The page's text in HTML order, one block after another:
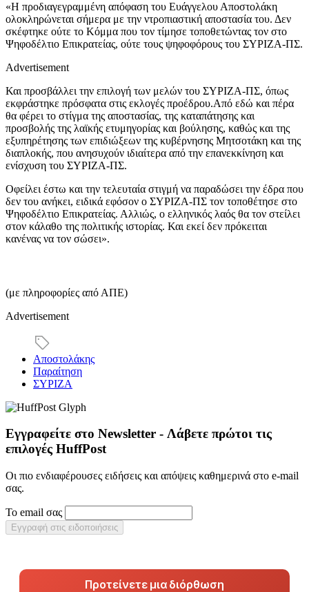
«Η προδιαγεγραμμένη απόφαση του Ευάγγελου Αποστολάκη
ολοκληρώνεται σήμερα με την ντροπιαστική αποστασία του. Δεν
σκέφτηκε ούτε το Κόμμα που τον τίμησε τοποθετώντας τον στο
Ψηφοδέλτιο Επικρατείας, ούτε τους ψηφοφόρους του ΣΥΡΙΖΑ-ΠΣ.
Advertisement
Και προσβάλλει την επιλογή των μελών του ΣΥΡΙΖΑ-ΠΣ, όπως
εκφράστηκε πρόσφατα στις εκλογές προέδρου.Από εδώ και πέρα
θα φέρει το στίγμα της αποστασίας, της καταπάτησης και
προσβολής της λαϊκής ετυμηγορίας και βούλησης, καθώς και της
εξυπηρέτησης των επιδιώξεων της κυβέρνησης Μητσοτάκη και της
διαπλοκής, που ανησυχούν ιδιαίτερα από την επανεκκίνηση και
ενίσχυση του ΣΥΡΙΖΑ-ΠΣ.
Οφείλει έστω και την τελευταία στιγμή να παραδώσει την έδρα που
δεν του ανήκει, ειδικά εφόσον ο ΣΥΡΙΖΑ-ΠΣ τον τοποθέτησε στο
Ψηφοδέλτιο Επικρατείας. Αλλιώς, ο ελληνικός λαός θα τον στείλει
στον κάλαθο της πολιτικής ιστορίας. Και εκεί δεν πρόκειται
κανένας να τον σώσει».
(με πληροφορίες από ΑΠΕ)
Advertisement
Αποστολάκης
Παραίτηση
ΣΥΡΙΖΑ
Εγγραφείτε στο Newsletter - Λάβετε πρώτοι τις
επιλογές HuffPost
Οι πιο ενδιαφέρουσες ειδήσεις και απόψεις καθημερινά στο e-mail
σας.
Το email σας
Εγγραφή στις ειδοποιήσεις
Προτείνετε μια διόρθωση